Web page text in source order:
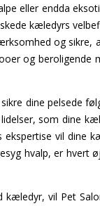
eller endda
kæledyrs
og sikre,
og beroligende
dine pelsede
som dine
vil dine
hvalp, er hvert
vil Pet